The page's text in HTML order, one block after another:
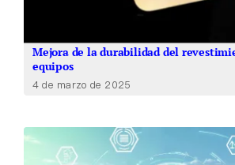
Mejora de la durabilidad del
equipos
4 de marzo de 2025